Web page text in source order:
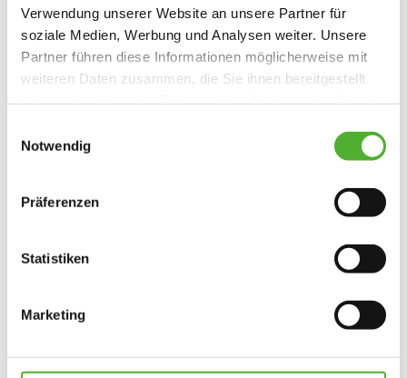
Verwendung unserer Website an unsere Partner für
soziale Medien, Werbung und Analysen weiter. Unsere
Partner führen diese Informationen möglicherweise mit
weiteren Daten zusammen, die Sie ihnen bereitgestellt
Cookies, wenn Sie unsere Webseite weiterhin nutzen.
Notwendig
Präferenzen
Statistiken
Marketing
auf Rügenund inGreifswald
Cafeteria